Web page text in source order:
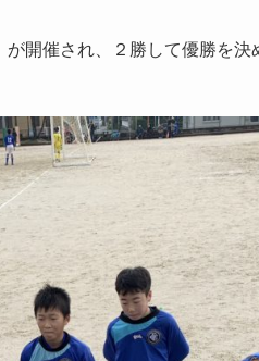
開催され、２勝して優勝を決